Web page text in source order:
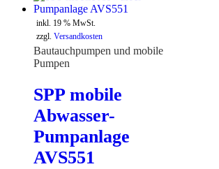
inkl. 19 % MwSt.
zzgl. Versandkosten
Bautauchpumpen und mobile
Pumpen
SPP mobile
Abwasser-
Pumpanlage
AVS551